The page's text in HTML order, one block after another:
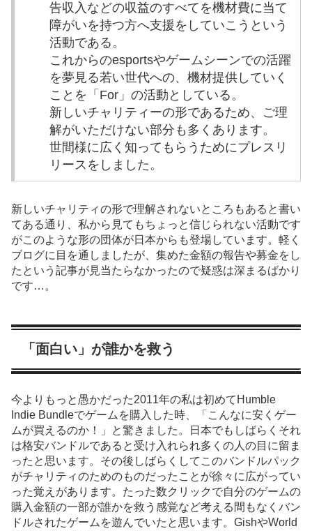
告収入などの収益のすべてを機材費に当て
障がいを持つ方へ支援をしていこうという
活動である。
これからのesportsやゲームシーンでの活躍
を夢見る若い世代への、機材提供していく
ことを「For」の活動としている。
新しいチャリティーの形であるため、ご理
解がいただけない部分も多くあります。
世間様に広く知ってもらうためにプレスリ
リースをしました。
新しいチャリティの形で理解されないところもあると書い
てある通り、私から見てもちょっと信じられない活動です
がこのような形の団体が日本からも登場しています。軽く
ブログに目を通しましたが、集めた金額の報告や募金をし
たという記事が見当たらなかったので疑惑は深まるばかり
です…。
「面白い」が誰かを救う
今よりもっと愚かだった2011年の私は初めてHumble
Indie Bundleでゲームを購入した時、「こんなに安くゲー
ムが買えるのか！」と驚きました。日本でもしばらくそれ
は格安バンドルであると受け入れられ多くの人の目に留ま
ったと思います。その後しばらくしてこのバンドルパック
がチャリティのためのものだったことが徐々に広がってい
った覚えがあります。たった数クリックで自分のゲームの
購入金額の一部が誰かを救う感覚など考える間もなくバン
ドルされたゲームを遊んでいたと思います。GishやWorld